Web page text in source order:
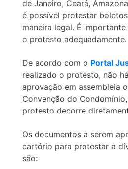
de Janeiro, Ceará,
é possível protestar
maneira legal. É
o protesto adequadamente.
De acordo com o Portal
realizado o protesto, não
aprovação em assembleia
Convenção do
protesto decorre
Os documentos a serem
cartório para protestar a
são: